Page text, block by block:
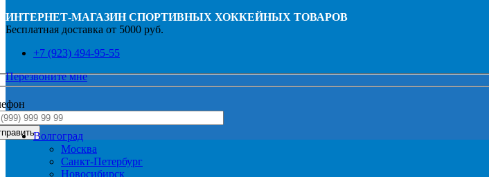
ИНТЕРНЕТ-МАГАЗИН СПОРТИВНЫХ ХОККЕЙНЫХ ТОВАРОВ
Бесплатная доставка от 5000 руб.
+7 (923) 494-95-55
Перезвоните мне
Волгоград
Москва
Санкт-Петербург
Новосибирск